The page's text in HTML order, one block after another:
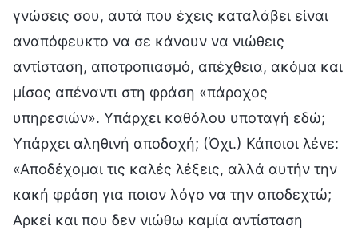
γνώσεις σου, αυτά που έχεις καταλάβει είναι
αναπόφευκτο να σε κάνουν να νιώθεις
αντίσταση, αποτροπιασμό, απέχθεια, ακόμα και
μίσος απέναντι στη φράση «πάροχος
υπηρεσιών». Υπάρχει καθόλου υποταγή εδώ;
Υπάρχει αληθινή αποδοχή; (Όχι.) Κάποιοι λένε:
«Αποδέχομαι τις καλές λέξεις, αλλά αυτήν την
κακή φράση για ποιον λόγο να την αποδεχτώ;
Αρκεί και που δεν νιώθω καμία αντίσταση